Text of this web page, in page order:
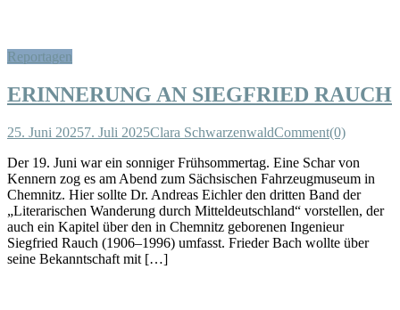
Reportagen
ERINNERUNG AN SIEGFRIED RAUCH
25. Juni 20257. Juli 2025Clara SchwarzenwaldComment(0)
Der 19. Juni war ein sonniger Frühsommertag. Eine Schar von
Kennern zog es am Abend zum Sächsischen Fahrzeugmuseum in
Chemnitz. Hier sollte Dr. Andreas Eichler den dritten Band der
„Literarischen Wanderung durch Mitteldeutschland“ vorstellen, der
auch ein Kapitel über den in Chemnitz geborenen Ingenieur
Siegfried Rauch (1906–1996) umfasst. Frieder Bach wollte über
seine Bekanntschaft mit […]